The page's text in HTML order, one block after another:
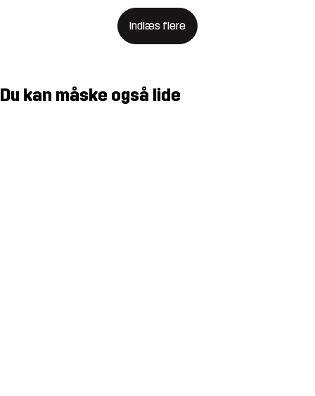
Indlæs flere
Du kan måske også lide